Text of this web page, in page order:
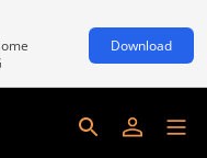
Download